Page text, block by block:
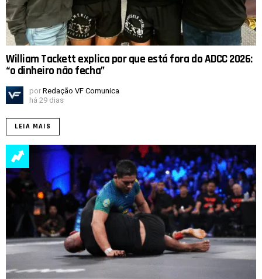
William Tackett explica por que está fora do ADCC 2026:
“o dinheiro não fecha”
por Redação VF Comunica
há 29 dias
LEIA MAIS